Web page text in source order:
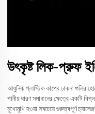
উৎকৃষ্ট লিক-প্রুফ
আধুনিক প্লাস্টিক কাপের ঢাকনা গুলির
পানীয় ধারণ সমাধানের ক্ষেত্রে একটি
মুখোমুখি হওয়া সবচেয়ে গুরুত্বপূর্ণ